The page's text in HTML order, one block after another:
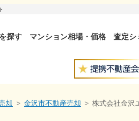
探す マンション相場・価格 査定シ
却 金沢市不動産売却 株式会社金沢